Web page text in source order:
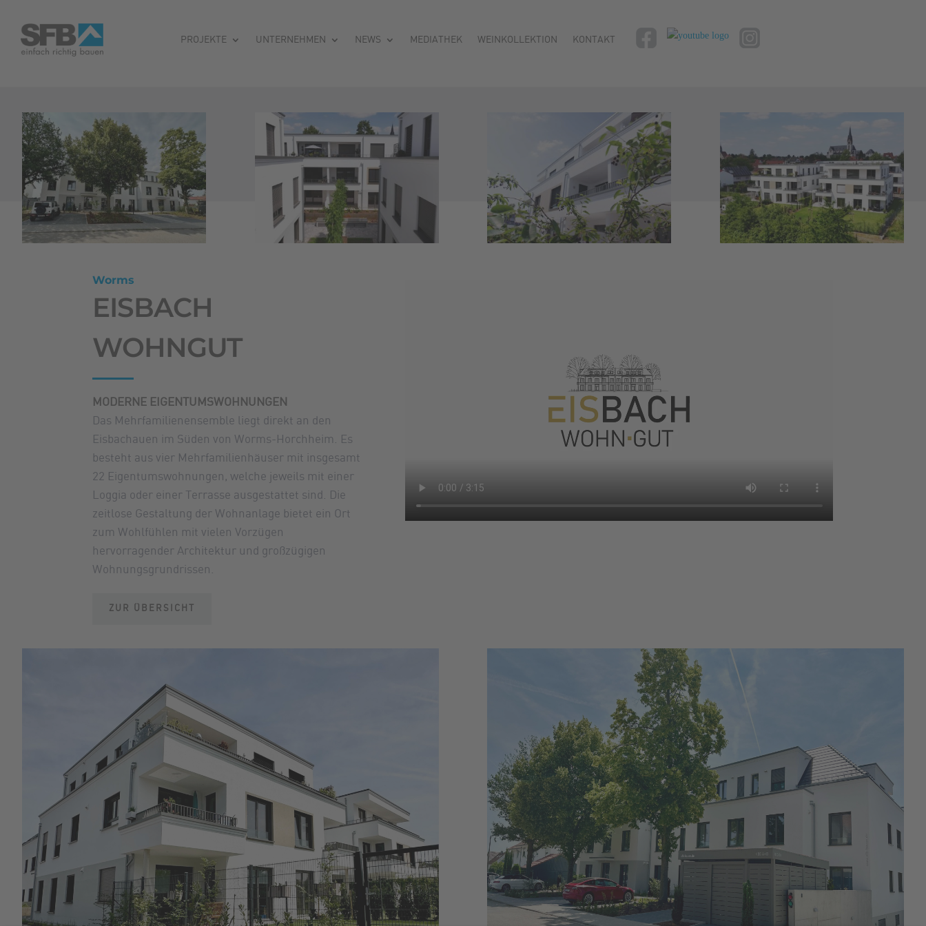
PROJEKTE UNTERNEHMEN NEWS MEDIATHEK WEINKOLLEKTION KONTAKT
Worms
EISBACH
WOHNGUT
MODERNE EIGENTUMSWOHNUNGEN
Das Mehrfamilienensemble liegt direkt an den
Eisbachauen im Süden von Worms-Horchheim. Es
besteht aus vier Mehrfamilienhäuser mit insgesamt
22 Eigentumswohnungen, welche jeweils mit einer
Loggia oder einer Terrasse ausgestattet sind. Die
zeitlose Gestaltung der Wohnanlage bietet ein Ort
zum Wohlfühlen mit vielen Vorzügen
hervorragender Architektur und großzügigen
Wohnungsgrundrissen.
ZUR ÜBERSICHT